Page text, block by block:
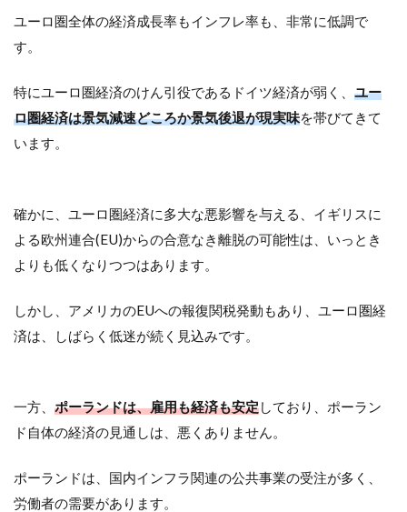
ユーロ圏全体の経済成長率もインフレ率も、非常に低調で
す。
特にユーロ圏経済のけん引役であるドイツ経済が弱く、 ユー
ロ圏経済は景気減速どころか景気後退が現実味を帯びてきて
います。
確かに、ユーロ圏経済に多大な悪影響を与える、イギリスに
よる欧州連合(EU)からの合意なき離脱の可能性は、いっとき
よりも低くなりつつはあります。
しかし、アメリカのEUへの報復関税発動もあり、ユーロ圏経
済は、しばらく低迷が続く見込みです。
一方、 ポーランドは、雇用も経済も安定しており、ポーラン
ド自体の経済の見通しは、悪くありません。
ポーランドは、国内インフラ関連の公共事業の受注が多く、
労働者の需要があります。